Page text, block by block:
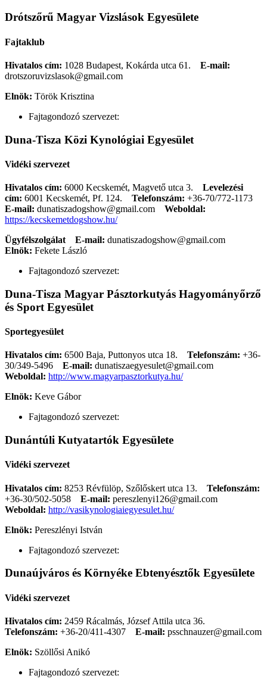
Drótszőrű Magyar Vizslások Egyesülete
Fajtaklub
Hivatalos cím: 1028 Budapest, Kokárda utca 61. E-mail:
drotszoruvizslasok@gmail.com
Elnök: Török Krisztina
Fajtagondozó szervezet:
Duna-Tisza Közi Kynológiai Egyesület
Vidéki szervezet
Hivatalos cím: 6000 Kecskemét, Magvető utca 3. Levelezési
cím: 6001 Kecskemét, Pf. 124. Telefonszám: +36-70/772-1173
E-mail: dunatiszadogshow@gmail.com
Weboldal:
https://kecskemetdogshow.hu/
Ügyfélszolgálat
E-mail: dunatiszadogshow@gmail.com
Elnök: Fekete László
Fajtagondozó szervezet:
Duna-Tisza Magyar Pásztorkutyás Hagyományőrző
és Sport Egyesület
Sportegyesület
Hivatalos cím: 6500 Baja, Puttonyos utca 18. Telefonszám: +36-
30/349-5496
E-mail: dunatiszaegyesulet@gmail.com
Weboldal: http://www.magyarpasztorkutya.hu/
Elnök: Keve Gábor
Fajtagondozó szervezet:
Dunántúli Kutyatartók Egyesülete
Vidéki szervezet
Hivatalos cím: 8253 Révfülöp, Szőlőskert utca 13. Telefonszám:
+36-30/502-5058
E-mail: pereszlenyi126@gmail.com
Weboldal: http://vasikynologiaiegyesulet.hu/
Elnök: Pereszlényi István
Fajtagondozó szervezet:
Dunaújváros és Környéke Ebtenyésztők Egyesülete
Vidéki szervezet
Hivatalos cím: 2459 Rácalmás, József Attila utca 36.
Telefonszám: +36-20/411-4307 E-mail: psschnauzer@gmail.com
Elnök: Szöllősi Anikó
Fajtagondozó szervezet: